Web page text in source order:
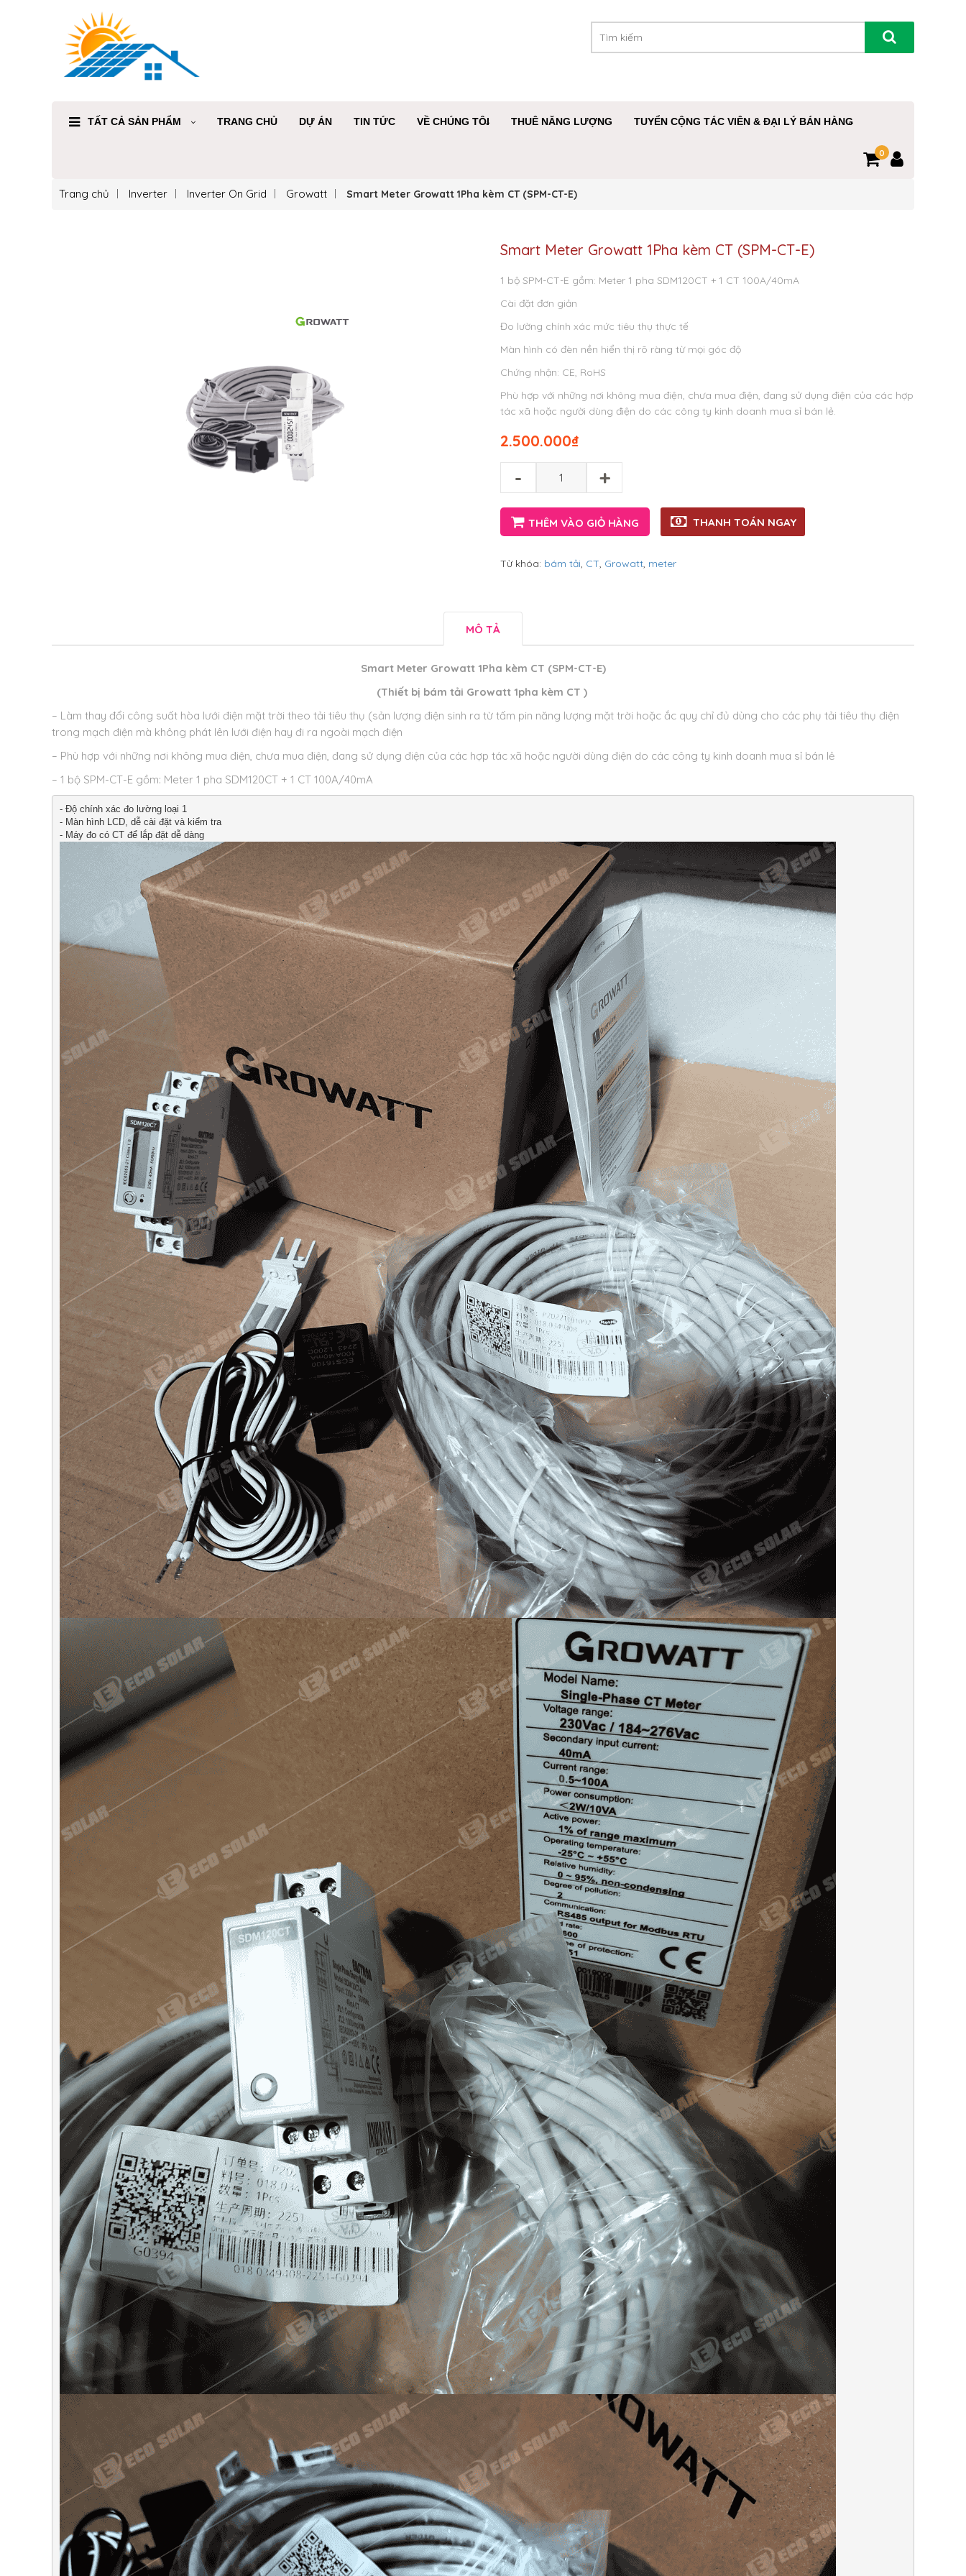
TẤT CẢ SẢN PHẨM TRANG CHỦ DỰ ÁN TIN TỨC VỀ CHÚNG TÔI THUÊ NĂNG LƯỢNG TUYỂN CỘNG TÁC VIÊN & ĐẠI LÝ BÁN HÀNG
0
Trang chủ Inverter Inverter On Grid Growatt Smart Meter Growatt 1Pha kèm CT (SPM-CT-E)
Smart Meter Growatt 1Pha kèm CT (SPM-CT-E)
1 bộ SPM-CT-E gồm: Meter 1 pha SDM120CT + 1 CT 100A/40mA
Cài đặt đơn giản
Đo lường chính xác mức tiêu thụ thực tế
Màn hình có đèn nền hiển thị rõ ràng từ mọi góc độ
Chứng nhận: CE, RoHS
Phù hợp với những nơi không mua điện, chưa mua điện, đang sử dụng điện của các hợp
tác xã hoặc người dùng điện do các công ty kinh doanh mua sỉ bán lẻ.
₫
2.500.000
- +
THÊM VÀO GIỎ HÀNG THANH TOÁN NGAY
Từ khóa: bám tải, CT, Growatt, meter
MÔ TẢ
Smart Meter Growatt 1Pha kèm CT (SPM-CT-E)
(Thiết bị bám tải Growatt 1pha kèm CT )
– Làm thay đổi công suất hòa lưới điện mặt trời theo tải tiêu thụ (sản lượng điện sinh ra từ tấm pin năng lượng mặt trời hoặc ắc quy chỉ đủ dùng cho các phụ tải tiêu thụ điện
trong mạch điện mà không phát lên lưới điện hay đi ra ngoài mạch điện
– Phù hợp với những nơi không mua điện, chưa mua điện, đang sử dụng điện của các hợp tác xã hoặc người dùng điện do các công ty kinh doanh mua sỉ bán lẻ
– 1 bộ SPM-CT-E gồm: Meter 1 pha SDM120CT + 1 CT 100A/40mA
- Độ chính xác đo lường loại 1
- Màn hình LCD, dễ cài đặt và kiểm tra
- Máy đo có CT để lắp đặt dễ dàng